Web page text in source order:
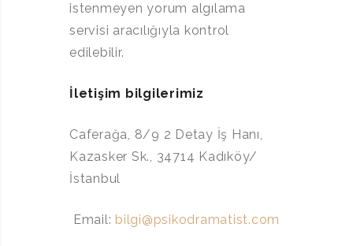
istenmeyen yorum algılama
servisi aracılığıyla kontrol
edilebilir.
İletişim bilgilerimiz
Caferağa, 8/9 2 Detay İş Hanı,
Kazasker Sk., 34714 Kadıköy/
İstanbul
Email: bilgi@psikodramatist.com